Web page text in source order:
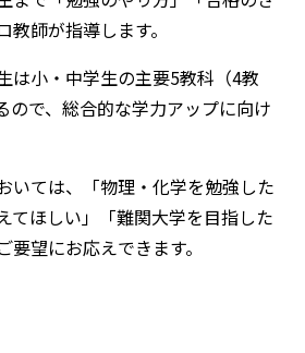
師が指導します。
は小・中学生の主要5教科（4教
ので、総合的な学力アップに向け
いては、「物理・化学を勉強した
てほしい」「難関大学を目指した
望にお応えできます。